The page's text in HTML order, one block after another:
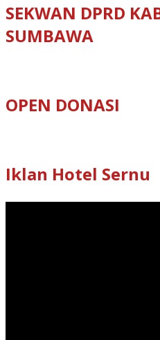
SEKWAN DPRD
SUMBAWA
OPEN DONASI
Iklan Hotel Sernu